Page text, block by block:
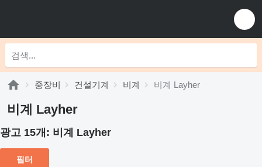
중장비 건설기계 비계 비계 Layher
비계 Layher
광고 15개: 비계 Layher
필터